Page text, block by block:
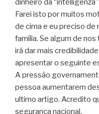
dinheiro da
Farei isto por muitos
de cima e eu preciso de
família. Se algum de
irá dar mais
apresentar o seguinte
A pressão
pessoa aumentarem
ultimo artigo. Acredito
segurança nacional.